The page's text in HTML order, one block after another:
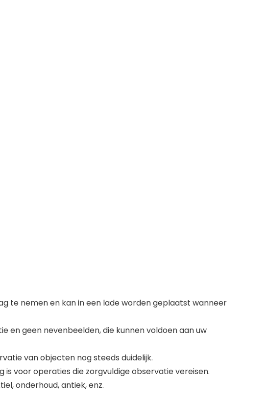
te nemen en kan in een lade worden geplaatst wanneer
en geen nevenbeelden, die kunnen voldoen aan uw
van objecten nog steeds duidelijk.
voor operaties die zorgvuldige observatie vereisen.
onderhoud, antiek, enz.